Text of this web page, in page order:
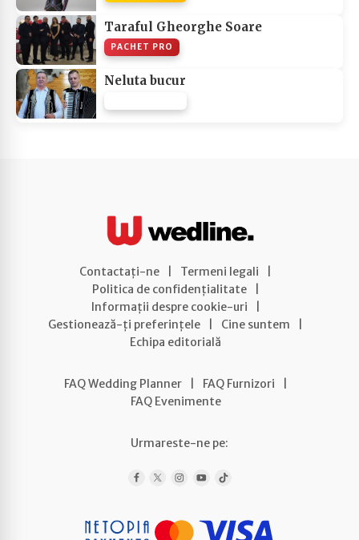
Taraful Gheorghe Soare
PACHET PRO
Neluta bucur
Contactați-ne Termeni legali
Politica de confidențialitate
Informații despre cookie-uri
Gestionează-ți preferințele
Cine suntem
Echipa editorială
FAQ Wedding Planner FAQ Furnizori
FAQ Evenimente
Urmareste-ne pe: